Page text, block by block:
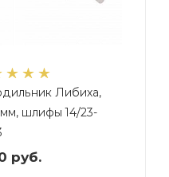
Либиха,
шлифы 14/23-
руб.